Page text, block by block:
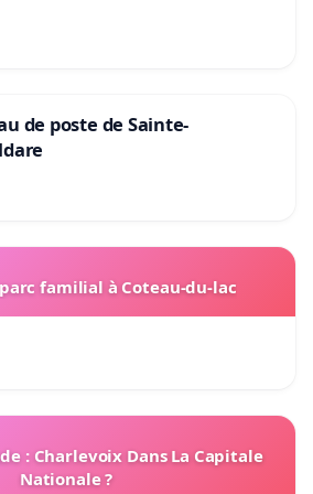
de poste de Sainte-
familial à Coteau-du-lac
: Charlevoix Dans La Capitale
Nationale ?